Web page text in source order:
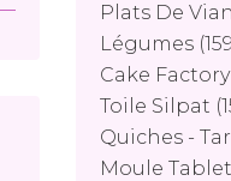
Plats De
Légumes
Cake Factory
Toile Silpat
Quiches -
Moule